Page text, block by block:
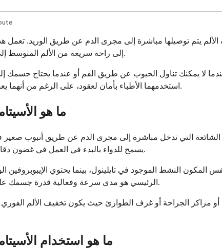
الألم يتم توصيلها مباشرة إلى مجرى الدم عن طريق الوريد.
إلى راحة سريعة من الألم المتوسط إلى الشديد، خاصة بعد الجراحة أو أثناء الإقامة في المستشفى.
لا يمكنك تناول الحبوب عن طريق الفم أو عندما يحتاج جسمك
استخدمهما الأطباء بأمان لعقود، على الرغم من أنهما يعملان بطرق مختلفة قليلاً لمساعدتك على الشعور براحة أكبر.
ما هو
الشائعة التي تدخل مباشرة إلى مجرى الدم عن طريق أنبوب
يسمح للدواء بالبدء في العمل في غضون دقائق بدلاً من 30-60 دقيقة التي يستغرقها عادةً مفعول الحبوب.
المكون النشط الموجود في تايلينول، بينما يحتوي
الرئيسي هو مدى سرعة وفعالية قدرة جسمك على استخدام هذه الأدوية عندما يتم إعطاؤها عن طريق الوريد.
أو مراكز الجراحة أو غرف الطوارئ حيث يكون تخفيف الألم
ما هو استخدام